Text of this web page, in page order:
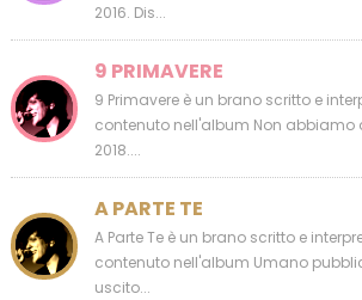
2016. Dis...
9 PRIMAVERE
9 Primavere è un brano scritto e
contenuto nell'album Non abbiamo
2018....
A PARTE TE
A Parte Te è un brano scritto e
contenuto nell'album Umano
uscito...